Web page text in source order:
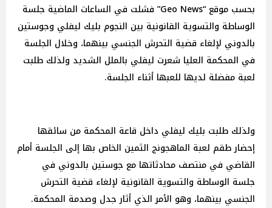
بحسب موقع “Geo News” فشلت في الساعات الماضية جلسة
الوساطة والتسوية القانونية بين النجوم بليك ليفلي وجوستين
بالدوني لإلغاء قضية التحرش الجنسي بينهما، وخلال الجلسة
في المحكمة العليا شعرت ليفلي بالملل الشديد ولذلك طلبت
لعبة مفضلة لديها للعبها أثناء الجلسة.
ولذلك طلبت بليك ليفلي داخل قاعة المحكمة من سائقها
إحضار طقم لعبة الماهجونج الثمين الخاص بها إلى الجلسة أمام
القاضي في منتصف محادثاتها مع جوستين بالدوني في
جلسة الوساطة والتسوية القانونية لإلغاء قضية التحرش
الجنسي بينهما، وهو الأمر الذي أثار جدل وصدمة المحكمة.